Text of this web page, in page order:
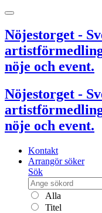
Nöjestorget -
nöje och event.
Nöjestorget -
nöje och event.
Kontakt
Arrangör söker
Sök
Alla
Titel